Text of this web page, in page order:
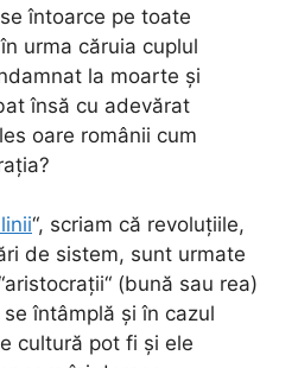
întoarce pe toate
urma căruia cuplul
la moarte și
însă cu adevărat
oare românii cum
“, scriam că revoluțiile,
de sistem, sunt urmate
(bună sau rea)
întâmplă și în cazul
cultură pot fi și ele